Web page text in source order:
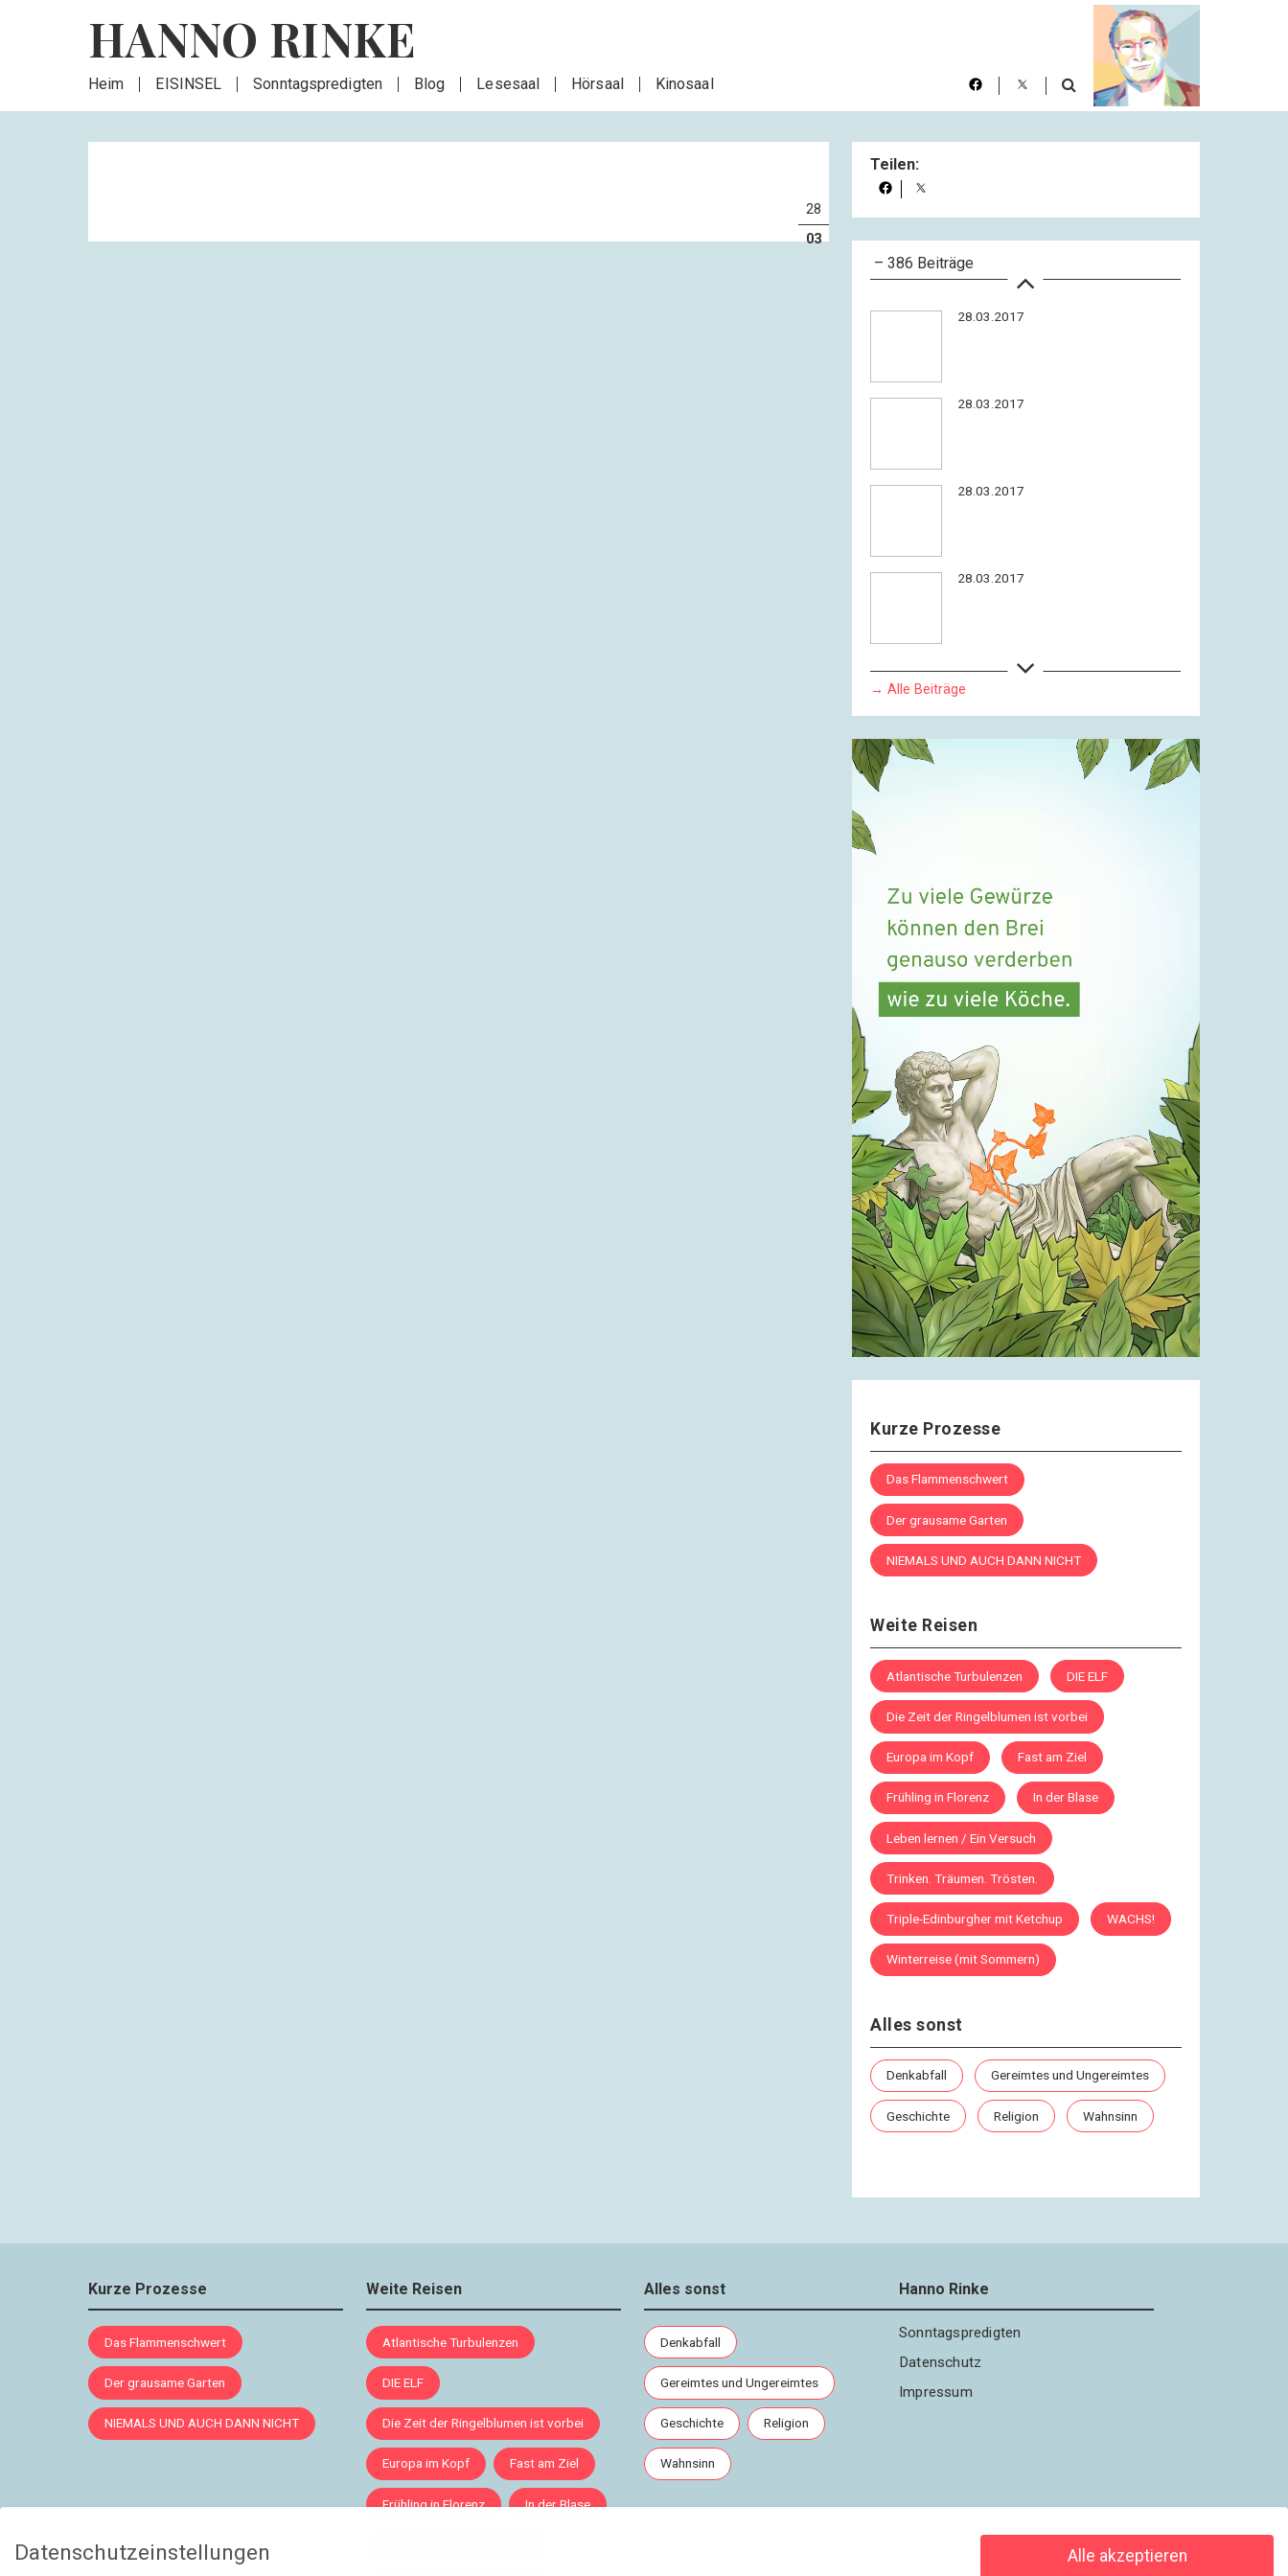
HANNO RINKE
Heim EISINSEL Sonntagspredigten Blog Lesesaal Hörsaal Kinosaal
28
03
Teilen:
– 386 Beiträge
28.03.2017
28.03.2017
28.03.2017
28.03.2017
28.03.2017
→ Alle Beiträge
Kurze Prozesse
Das Flammenschwert
Der grausame Garten
NIEMALS UND AUCH DANN NICHT
Weite Reisen
Atlantische Turbulenzen DIE ELF
Die Zeit der Ringelblumen ist vorbei
Europa im Kopf Fast am Ziel
Frühling in Florenz In der Blase
Leben lernen / Ein Versuch
Trinken. Träumen. Trösten.
Triple-Edinburgher mit Ketchup WACHS!
Winterreise (mit Sommern)
Alles sonst
Denkabfall Gereimtes und Ungereimtes
Geschichte Religion Wahnsinn
Kurze Prozesse
Das Flammenschwert
Der grausame Garten
NIEMALS UND AUCH DANN NICHT
Weite Reisen
Atlantische Turbulenzen
DIE ELF
Die Zeit der Ringelblumen ist vorbei
Europa im Kopf Fast am Ziel
Frühling in Florenz In der Blase
Alles sonst
Denkabfall
Gereimtes und Ungereimtes
Geschichte Religion
Wahnsinn
Hanno Rinke
Sonntagspredigten
Datenschutz
Impressum
Datenschutzeinstellungen Alle akzeptieren